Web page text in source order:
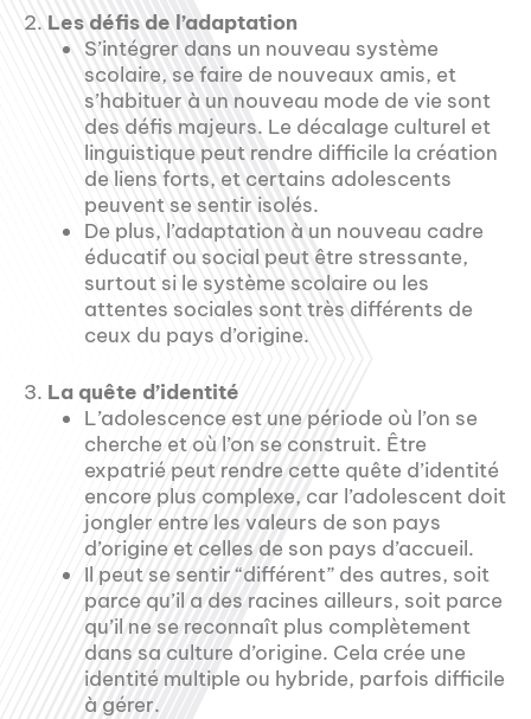
2. Les défis de l’adaptation
S’intégrer dans un nouveau système
scolaire, se faire de nouveaux amis, et
s’habituer à un nouveau mode de vie sont
des défis majeurs. Le décalage culturel et
linguistique peut rendre difficile la création
de liens forts, et certains adolescents
peuvent se sentir isolés.
De plus, l’adaptation à un nouveau cadre
éducatif ou social peut être stressante,
surtout si le système scolaire ou les
attentes sociales sont très différents de
ceux du pays d’origine.
3. La quête d’identité
L’adolescence est une période où l’on se
cherche et où l’on se construit. Être
expatrié peut rendre cette quête d’identité
encore plus complexe, car l’adolescent doit
jongler entre les valeurs de son pays
d’origine et celles de son pays d’accueil.
Il peut se sentir “différent” des autres, soit
parce qu’il a des racines ailleurs, soit parce
qu’il ne se reconnaît plus complètement
dans sa culture d’origine. Cela crée une
identité multiple ou hybride, parfois difficile
à gérer.